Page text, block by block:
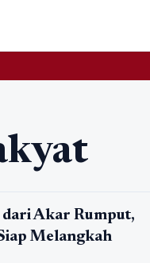
Akar Rumput,
Melangkah